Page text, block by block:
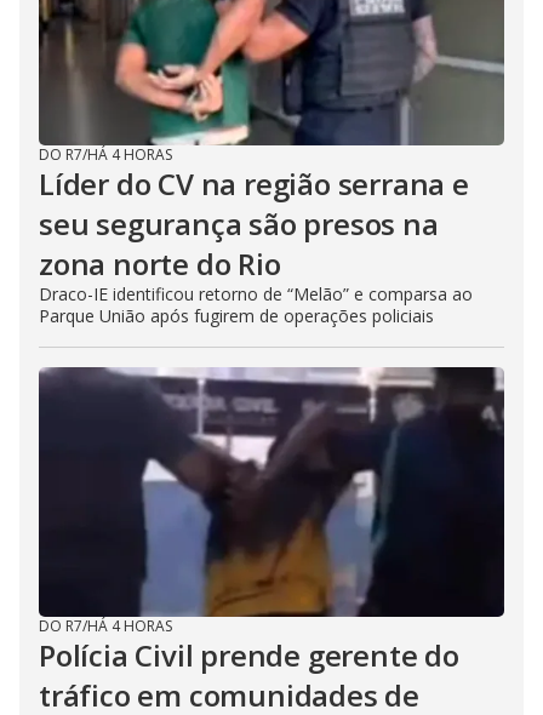
DO R7/HÁ 4 HORAS
Líder do CV na região serrana e
seu segurança são presos na
zona norte do Rio
Draco-IE identificou retorno de “Melão” e comparsa ao
Parque União após fugirem de operações policiais
DO R7/HÁ 4 HORAS
Polícia Civil prende gerente do
tráfico em comunidades de